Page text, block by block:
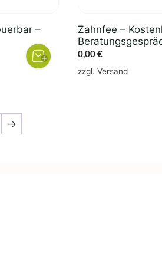
–
Zahnfee –
0,00€
zzgl. Versand
→